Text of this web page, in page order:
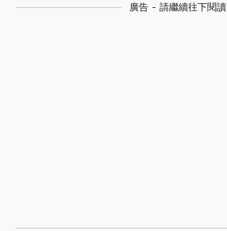
廣告 - 請繼續往下閱讀